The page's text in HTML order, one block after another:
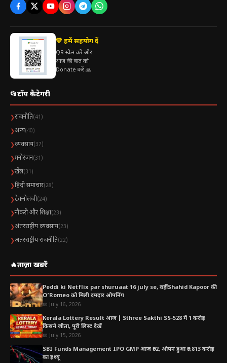
💛 हमें सहयोग दें
QR स्कैन करें और
आज की बात को
Donate करें 🙏
📂टॉप कैटेगरी
❯राजनीति(41)
❯अन्य(40)
❯व्यवसाय(37)
❯मनोरंजन(31)
❯खेल(31)
❯हिंदी समाचार(28)
❯टैकनोलजी(24)
❯नौकरी और शिक्षा(23)
❯अंतरराष्ट्रीय व्यवसाय(23)
❯अंतरराष्ट्रीय राजनीति(22)
🔥ताज़ा खबरें
Peddi ki Netflix par shuruaat 16 july se, वहीं Shahid Kapoor की
O’Romeo को मिली दमदार ओपनिंग
📅 July 16, 2026
Kerala Lottery Result आज | Sthree Sakthi SS-528 में 1 करोड़
किसने जीता, पूरी लिस्ट देखें
📅 July 15, 2026
SBI Funds Management IPO GMP आज ₹92, ओपन हुआ ₹9,813 करोड़
का इश्यू